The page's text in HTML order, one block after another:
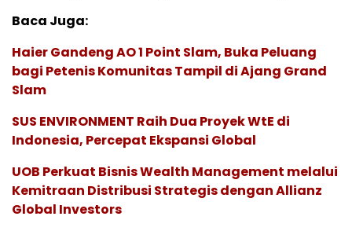
Baca Juga:
Haier Gandeng AO 1 Point Slam, Buka Peluang
bagi Petenis Komunitas Tampil di Ajang Grand
Slam
SUS ENVIRONMENT Raih Dua Proyek WtE di
Indonesia, Percepat Ekspansi Global
UOB Perkuat Bisnis Wealth Management melalui
Kemitraan Distribusi Strategis dengan Allianz
Global Investors